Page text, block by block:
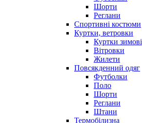
Шорти
Реглани
Спортивні костюми
Куртки, ветровки
Куртки зимові
Вітровки
Жилети
Повсякденний одяг
Футболки
Поло
Шорти
Реглани
Штани
Термобілизна